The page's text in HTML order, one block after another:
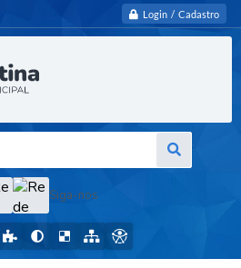
Login / Cadastro
Siga-nos